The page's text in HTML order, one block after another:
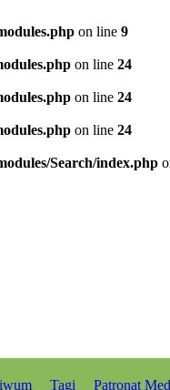
on line 9
on line 24
on line 24
on line 24
Search/index.php
Tagi Patronat